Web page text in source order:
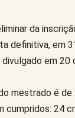
da
definitiva, em
em 20
mestrado é
cumpridos: 24